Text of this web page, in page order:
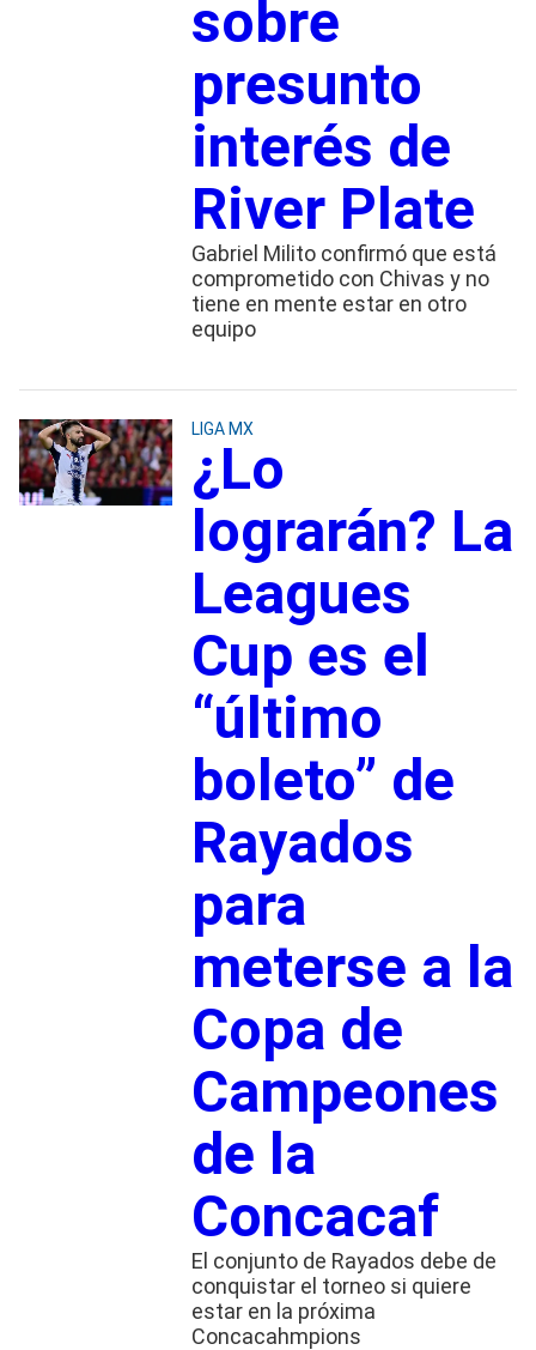
sobre
presunto
interés de
River Plate
Gabriel Milito confirmó que está
comprometido con Chivas y no
tiene en mente estar en otro
equipo
LIGA MX
¿Lo
lograrán? La
Leagues
Cup es el
“último
boleto” de
Rayados
para
meterse a la
Copa de
Campeones
de la
Concacaf
El conjunto de Rayados debe de
conquistar el torneo si quiere
estar en la próxima
Concacahmpions